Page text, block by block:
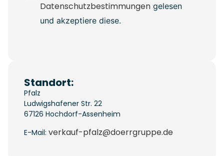
Datenschutzbestimmungen gelesen
und akzeptiere diese.
Standort:
Pfalz
Ludwigshafener Str. 22
67126 Hochdorf-Assenheim
E-Mail: verkauf-pfalz@doerrgruppe.de